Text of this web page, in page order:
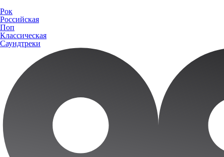
Рок
Российская
Поп
Классическая
Саундтреки